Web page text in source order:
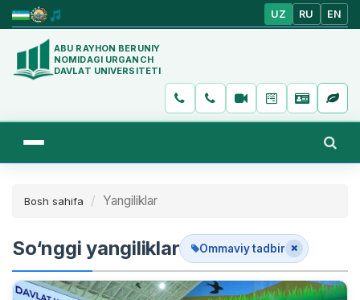
UZ RU EN
ABU RAYHON BERUNIY
NOMIDAGI URGANCH
DAVLAT UNIVERSITETI
Bosh sahifa Yangiliklar
So‘nggi yangiliklar Ommaviy tadbir